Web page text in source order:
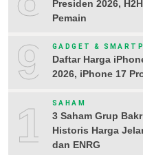
Presiden 2026,
Pemain
9 GADGET &
Daftar Harga
2026, iPhone 17
10
SAHAM
3 Saham Grup
Historis Harga
dan ENRG